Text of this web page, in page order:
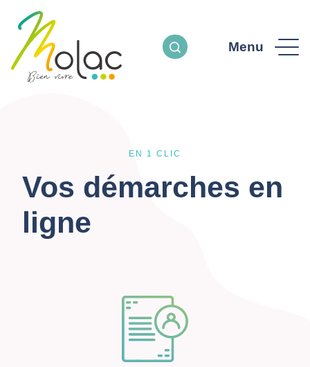
Menu
EN 1 CLIC
Vos démarches en
ligne